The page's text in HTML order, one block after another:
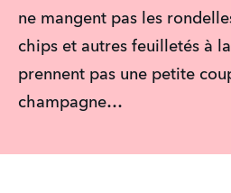
ne mangent pas les
chips et autres feuilletés à
prennent pas une petite
champagne…